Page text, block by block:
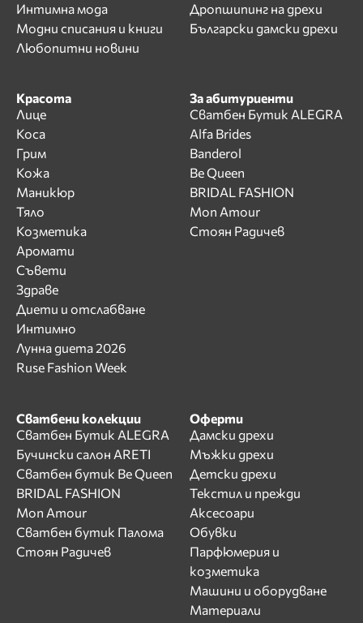
Интимна мода
Модни списания и книги
Любопитни новини
Дропшипинг на дрехи
Български дамски дрехи
Красота
Лице
Коса
Грим
Кожа
Маникюр
Тяло
Козметика
Аромати
Съвети
Здраве
Диети и отслабване
Интимно
Лунна диета 2026
Ruse Fashion Week
За абитуриенти
Сватбен Бутик ALEGRA
Alfa Brides
Banderol
Be Queen
BRIDAL FASHION
Mon Amour
Стоян Радичев
Сватбени колекции
Сватбен Бутик ALEGRA
Бучински салон ARETI
Сватбен бутик Be Queen
BRIDAL FASHION
Mon Amour
Сватбен бутик Палома
Стоян Радичев
Оферти
Дамски дрехи
Мъжки дрехи
Детски дрехи
Текстил и прежди
Аксесоари
Обувки
Парфюмерия и
козметика
Машини и оборудване
Материали